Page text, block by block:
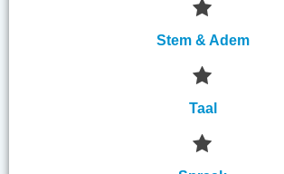
Stem & Adem
Taal